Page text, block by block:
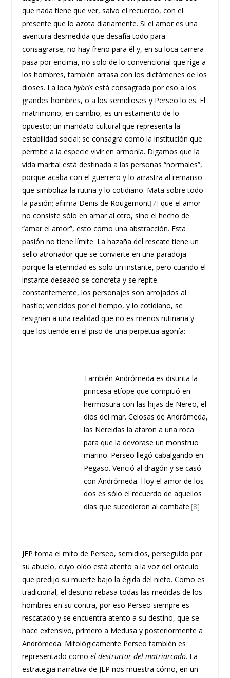
que nada tiene que ver, salvo el recuerdo, con el
presente que lo azota diariamente. Si el amor es una
aventura desmedida que desafía todo para
consagrarse, no hay freno para él y, en su loca carrera
pasa por encima, no solo de lo convencional que rige a
los hombres, también arrasa con los dictámenes de los
dioses. La loca hybrisestá consagrada por eso a los
grandes hombres, o a los semidioses y Perseo lo es. El
matrimonio, en cambio, es un estamento de lo
opuesto; un mandato cultural que representa la
estabilidad social; se consagra como la institución que
permite a la especie vivir en armonía. Digamos que la
vida marital está destinada a las personas “normales”,
porque acaba con el guerrero y lo arrastra al remanso
que simboliza la rutina y lo cotidiano. Mata sobre todo
la pasión; afirma Denis de Rougemont[7] que el amor
no consiste sólo en amar al otro, sino el hecho de
“amar el amor”, esto como una abstracción. Esta
pasión no tiene límite. La hazaña del rescate tiene un
sello atronador que se convierte en una paradoja
porque la eternidad es solo un instante, pero cuando el
instante deseado se concreta y se repite
constantemente, los personajes son arrojados al
hastío; vencidos por el tiempo, y lo cotidiano, se
resignan a una realidad que no es menos rutinaria y
que los tiende en el piso de una perpetua agonía:
También Andrómeda es distinta la
princesa etíope que compitió en
hermosura con las hijas de Nereo, el
dios del mar. Celosas de Andrómeda,
las Nereidas la ataron a una roca
para que la devorase un monstruo
marino. Perseo llegó cabalgando en
Pegaso. Venció al dragón y se casó
con Andrómeda. Hoy el amor de los
dos es sólo el recuerdo de aquellos
días que sucedieron al combate.[8]
JEP toma el mito de Perseo, semidios, perseguido por
su abuelo, cuyo oído está atento a la voz del oráculo
que predijo su muerte bajo la égida del nieto. Como es
tradicional, el destino rebasa todas las medidas de los
hombres en su contra, por eso Perseo siempre es
rescatado y se encuentra atento a su destino, que se
hace extensivo, primero a Medusa y posteriormente a
Andrómeda. Mitológicamente Perseo también es
representado como el destructor del matriarcado. La
estrategia narrativa de JEP nos muestra cómo, en un